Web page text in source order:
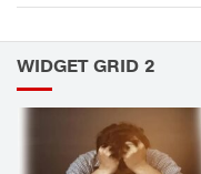
WIDGET GRID 2